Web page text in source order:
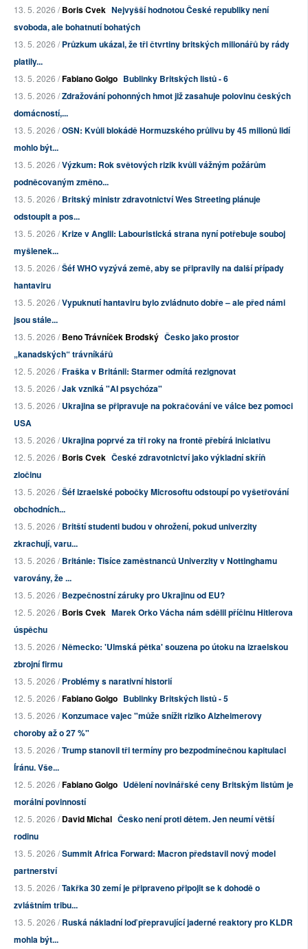
13. 5. 2026 /Boris Cvek Nejvyšší hodnotou České republiky není
svoboda, ale bohatnutí bohatých
13. 5. 2026 /Průzkum ukázal, že tři čtvrtiny britských milionářů by rády
platily...
13. 5. 2026 /Fabiano Golgo Bublinky Britských listů - 6
13. 5. 2026 /Zdražování pohonných hmot již zasahuje polovinu českých
domácností,...
13. 5. 2026 /OSN: Kvůli blokádě Hormuzského průlivu by 45 milionů lidí
mohlo být...
13. 5. 2026 /Výzkum: Rok světových rizik kvůli vážným požárům
podněcovaným změno...
13. 5. 2026 /Britský ministr zdravotnictví Wes Streeting plánuje
odstoupit a pos...
13. 5. 2026 /Krize v Anglii: Labouristická strana nyní potřebuje souboj
myšlenek...
13. 5. 2026 /Šéf WHO vyzývá země, aby se připravily na další případy
hantaviru
13. 5. 2026 /Vypuknutí hantaviru bylo zvládnuto dobře – ale před námi
jsou stále...
13. 5. 2026 /Beno Trávníček Brodský Česko jako prostor
„kanadských“ trávníkářů
12. 5. 2026 /Fraška v Británii: Starmer odmítá rezignovat
13. 5. 2026 /Jak vzniká "AI psychóza"
13. 5. 2026 /Ukrajina se připravuje na pokračování ve válce bez pomoci
USA
13. 5. 2026 /Ukrajina poprvé za tři roky na frontě přebírá iniciativu
12. 5. 2026 /Boris Cvek České zdravotnictví jako výkladní skříň
zločinu
13. 5. 2026 /Šéf izraelské pobočky Microsoftu odstoupí po vyšetřování
obchodních...
13. 5. 2026 /Britští studenti budou v ohrožení, pokud univerzity
zkrachují, varu...
13. 5. 2026 /Británie: Tisíce zaměstnanců Univerzity v Nottinghamu
varovány, že ...
13. 5. 2026 /Bezpečnostní záruky pro Ukrajinu od EU?
12. 5. 2026 /Boris Cvek Marek Orko Vácha nám sdělil příčinu Hitlerova
úspěchu
13. 5. 2026 /Německo: 'Ulmská pětka' souzena po útoku na izraelskou
zbrojní firmu
13. 5. 2026 /Problémy s narativní historií
12. 5. 2026 /Fabiano Golgo Bublinky Britských listů - 5
13. 5. 2026 /Konzumace vajec "může snížit riziko Alzheimerovy
choroby až o 27 %"
13. 5. 2026 /Trump stanovil tři termíny pro bezpodmínečnou kapitulaci
Íránu. Vše...
12. 5. 2026 /Fabiano Golgo Udělení novinářské ceny Britským listům je
morální povinností
12. 5. 2026 /David Michal Česko není proti dětem. Jen neumí větší
rodinu
13. 5. 2026 /Summit Africa Forward: Macron představil nový model
partnerství
13. 5. 2026 /Takřka 30 zemí je připraveno připojit se k dohodě o
zvláštním tribu...
13. 5. 2026 /Ruská nákladní loď přepravující jaderné reaktory pro KLDR
mohla být...